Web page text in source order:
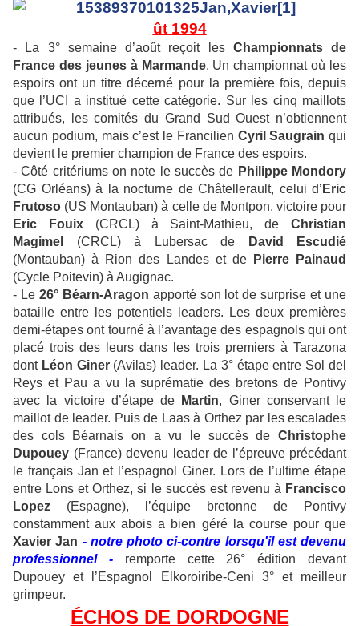
ût 1994
- La 3° semaine d’août reçoit les Championnats de
France des jeunes à Marmande. Un championnat où les
espoirs ont un titre décerné pour la première fois, depuis
que l’UCI a institué cette catégorie. Sur les cinq maillots
attribués, les comités du Grand Sud Ouest n’obtiennent
aucun podium, mais c’est le Francilien Cyril Saugrain qui
devient le premier champion de France des espoirs.
- Côté critériums on note le succès de Philippe Mondory
(CG Orléans) à la nocturne de Châtellerault, celui d’ Eric
Frutoso (US Montauban) à celle de Montpon, victoire pour
Eric Fouix (CRCL) à Saint-Mathieu, deChristian
Magimel
(CRCL) à Lubersac de
David Escudié
(Montauban) à Rion des Landes et de
Pierre Painaud
(Cycle Poitevin) à Augignac.
- Le 26° Béarn-Aragon apporté son lot de surprise et une
bataille entre les potentiels leaders. Les deux premières
demi-étapes ont tourné à l’avantage des espagnols qui ont
placé trois des leurs dans les trois premiers à Tarazona
dont Léon Giner(Avilas) leader. La 3° étape entre Sol del
Reys et Pau a vu la suprématie des bretons de Pontivy
avec la victoire d’étape de
Martin, Giner conservant le
maillot de leader. Puis de Laas à Orthez par les escalades
des cols Béarnais on a vu le succès de Christophe
Dupouey (France) devenu leader de l’épreuve précédant
le français Jan et l’espagnol Giner. Lors de l’ultime étape
entre Lons et Orthez, si le succès est revenu à Francisco
Lopez (Espagne), l’équipe bretonne de Pontivy
constamment aux abois a bien géré la course pour que
Xavier Jan - notre photo ci-contre lorsqu'il est devenu
professionnel -remporte cette 26° édition devant
Dupouey et l’Espagnol Elkoroiribe-Ceni 3° et meilleur
grimpeur.
ÉCHOS DE DORDOGNE